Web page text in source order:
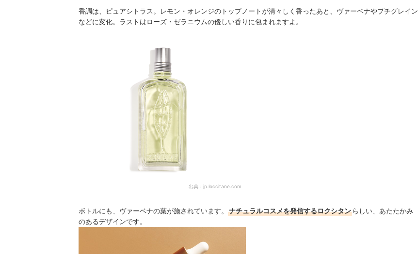
香調は、ピュアシトラス。レモン・オレンジのトップノートが清々しく香ったあと、ヴァーベナやプチグレイン
などに変化。ラストはローズ・ゼラニウムの優しい香りに包まれますよ。
出典： jp.loccitane.com
ボトルにも、ヴァーベナの葉が施されています。 ナチュラルコスメを発信するロクシタン らしい、あたたかみ
のあるデザインです。